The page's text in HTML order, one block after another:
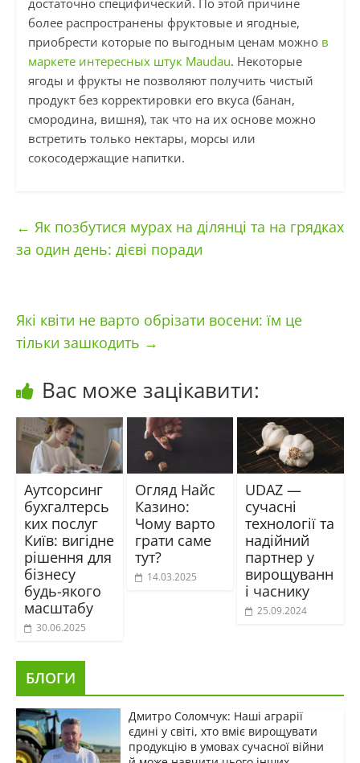
достаточно специфический. По этой причине
более распространены фруктовые и ягодные,
приобрести которые по выгодным ценам можно в
маркете интересных штук Maudau. Некоторые
ягоды и фрукты не позволяют получить чистый
продукт без корректировки его вкуса (банан,
смородина, вишня), так что на их основе можно
встретить только нектары, морсы или
сокосодержащие напитки.
← Як позбутися мурах на ділянці та на грядках
за один день: дієві поради
Які квіти не варто обрізати восени: їм це
тільки зашкодить →
Вас може зацікавити:
Аутсорсинг
бухгалтерсь
ких послуг
Київ: вигідне
рішення для
бізнесу
будь-якого
масштабу
30.06.2025
Огляд Найс
Казино:
Чому варто
грати саме
тут?
14.03.2025
UDAZ —
сучасні
технології та
надійний
партнер у
вирощуванн
і часнику
25.09.2024
БЛОГИ
Дмитро Соломчук: Наші аграрії
єдині у світі, хто вміє вирощувати
продукцію в умовах сучасної війни